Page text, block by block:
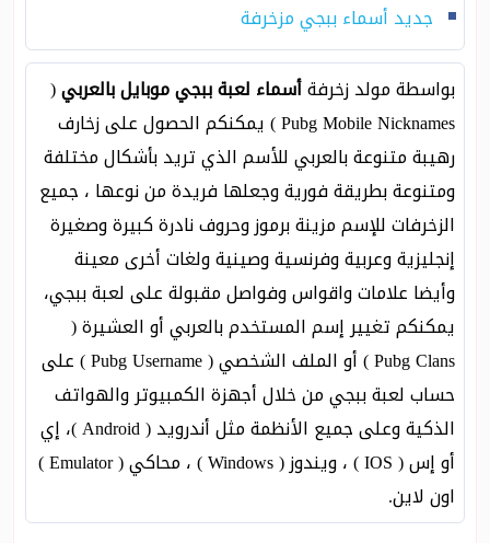
جديد أسماء ببجي مزخرفة
بواسطة مولد زخرفةأسماء لعبة ببجي موبايل بالعربي(
Pubg Mobile Nicknames ) يمكنكم الحصول على زخارف
رهيبة متنوعة بالعربي للأسم الذي تريد بأشكال مختلفة
ومتنوعة بطريقة فورية وجعلها فريدة من نوعها ، جميع
الزخرفات للإسم مزينة برموز وحروف نادرة كبيرة وصغيرة
إنجليزية وعربية وفرنسية وصينية ولغات أخرى معينة
وأيضا علامات واقواس وفواصل مقبولة على لعبة ببجي،
يمكنكم تغيير إسم المستخدم بالعربي أو العشيرة (
Pubg Clans ) أو الملف الشخصي ( Pubg Username ) على
حساب لعبة ببجي من خلال أجهزة الكمبيوتر والهواتف
الذكية وعلى جميع الأنظمة مثل أندرويد ( Android )، إي
أو إس ( IOS ) ، ويندوز ( Windows ) ، محاكي ( Emulator )
اون لاين.